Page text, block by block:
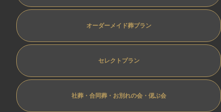
オーダーメイド葬プラン
セレクトプラン
社葬・合同葬・お別れの会・偲ぶ会